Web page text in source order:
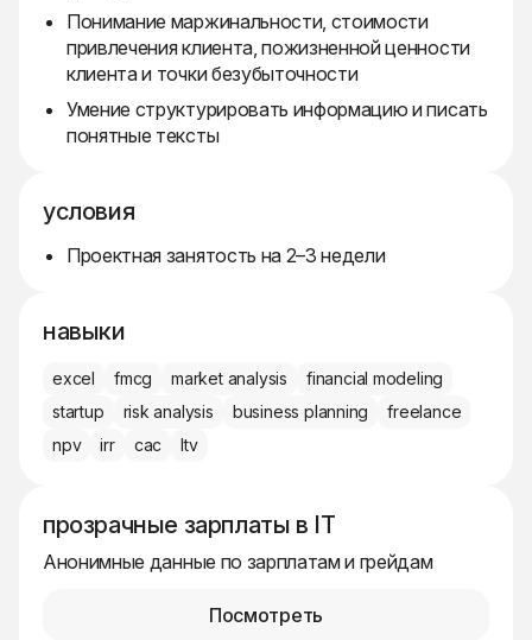
Понимание маржинальности, стоимости
привлечения клиента, пожизненной ценности
клиента и точки безубыточности
Умение структурировать информацию и писать
понятные тексты
условия
Проектная занятость на 2–3 недели
навыки
excel fmcg market analysis
financial modeling
startup
risk analysis business planning
freelance
npv
irr cac ltv
прозрачные зарплаты в IT
Анонимные данные по зарплатам и грейдам
Посмотреть